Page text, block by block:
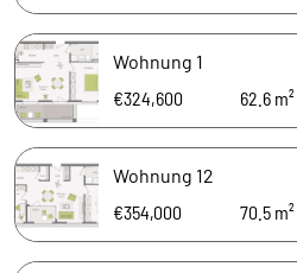
Wohnung 1
€324,600
62.6 m²
Wohnung 12
€354,000
70.5 m²